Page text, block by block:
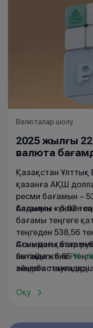
Валюталар шолу
2025 жылғы 22
валюта
Қазақстан Ұлттық
қазанға АҚШ
ресми бағамын –
бағамын – 6,62
Алдыңғы күнмен
бағамы теңгеге
теңгеден 538,56
Сонымен қатар
нығайып, 6,65
теңгеге төмендеді.
Ағымдағы
бетіндежәнеFX-
айырбастауға
Оқу